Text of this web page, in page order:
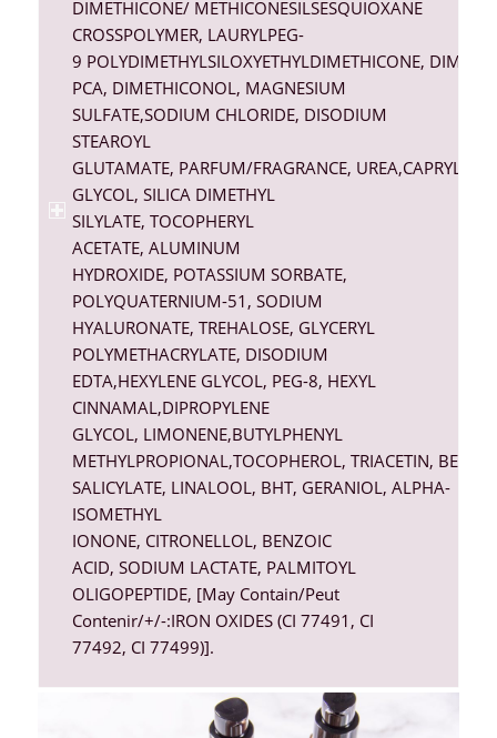
DIMETHICONE/ METHICONESILSESQUIOXANE
CROSSPOLYMER, LAURYLPEG-
9 POLYDIMETHYLSILOXYETHYLDIMETHICONE,
PCA, DIMETHICONOL, MAGNESIUM
SULFATE,SODIUM CHLORIDE, DISODIUM
STEAROYL
GLUTAMATE, PARFUM/FRAGRANCE, UREA,CAPRYLYL
GLYCOL, SILICA DIMETHYL
SILYLATE, TOCOPHERYL
ACETATE, ALUMINUM
HYDROXIDE, POTASSIUM SORBATE,
POLYQUATERNIUM-51, SODIUM
HYALURONATE, TREHALOSE, GLYCERYL
POLYMETHACRYLATE, DISODIUM
EDTA,HEXYLENE GLYCOL, PEG-8, HEXYL
CINNAMAL,DIPROPYLENE
GLYCOL, LIMONENE,BUTYLPHENYL
METHYLPROPIONAL,TOCOPHEROL, TRIACETIN, BENZYL
SALICYLATE, LINALOOL, BHT, GERANIOL, ALPHA-
ISOMETHYL
IONONE, CITRONELLOL, BENZOIC
ACID, SODIUM LACTATE, PALMITOYL
OLIGOPEPTIDE, [May Contain/Peut
Contenir/+/-:IRON OXIDES (CI 77491 , CI
77492, CI 77499)].